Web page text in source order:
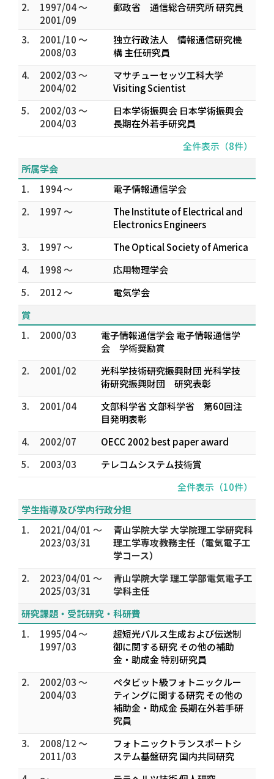
2.
1997/04 ～
2001/09
郵政省 通信総合研究所 研究員
3.
2001/10 ～
2008/03
独立行政法人 情報通信研究機
構 主任研究員
4.
2002/03 ～
2004/02
マサチューセッツ工科大学
Visiting Scientist
5.
2002/03 ～
2004/03
日本学術振興会 日本学術振興会
長期在外若手研究員
全件表示（8件）
所属学会
1.
1994 ～
電子情報通信学会
2.
1997 ～
The Institute of Electrical and
Electronics Engineers
3.
1997 ～
The Optical Society of America
4.
1998 ～
応用物理学会
5.
2012 ～
電気学会
賞
1.
2000/03
電子情報通信学会 電子情報通信学
会 学術奨励賞
2.
2001/02
光科学技術研究振興財団 光科学技
術研究振興財団 研究表彰
3.
2001/04
文部科学省 文部科学省 第60回注
目発明表彰
4.
2002/07
OECC 2002 best paper award
5.
2003/03
テレコムシステム技術賞
全件表示（10件）
学生指導及び学内行政分担
1.
2021/04/01 ～
2023/03/31
青山学院大学 大学院理工学研究科
理工学専攻教務主任（電気電子工
学コース）
2.
2023/04/01 ～
2025/03/31
青山学院大学 理工学部電気電子工
学科主任
研究課題・受託研究・科研費
1.
1995/04 ～
1997/03
超短光パルス生成および伝送制
御に関する研究 その他の補助
金・助成金 特別研究員
2.
2002/03 ～
2004/03
ペタビット級フォトニックルー
ティングに関する研究 その他の
補助金・助成金 長期在外若手研
究員
3.
2008/12 ～
2011/03
フォトニックトランスポートシ
ステム基盤研究 国内共同研究